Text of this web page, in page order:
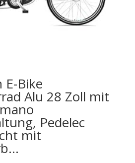
Bike
Alu 28 Zoll mit
Pedelec
mit